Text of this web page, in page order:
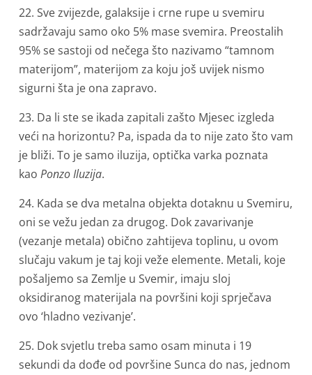
22. Sve zvijezde, galaksije i crne rupe u svemiru
sadržavaju samo oko 5% mase svemira. Preostalih
95% se sastoji od nečega što nazivamo “tamnom
materijom”, materijom za koju još uvijek nismo
sigurni šta je ona zapravo.
23. Da li ste se ikada zapitali zašto Mjesec izgleda
veći na horizontu? Pa, ispada da to nije zato što vam
je bliži. To je samo iluzija, optička varka poznata
kao PonzoIluzija.
24. Kada se dva metalna objekta dotaknu u Svemiru,
oni se vežu jedan za drugog. Dok zavarivanje
(vezanje metala) obično zahtijeva toplinu, u ovom
slučaju vakum je taj koji veže elemente. Metali, koje
pošaljemo sa Zemlje u Svemir, imaju sloj
oksidiranog materijala na površini koji sprječava
ovo ‘hladno vezivanje’.
25. Dok svjetlu treba samo osam minuta i 19
sekundi da dođe od površine Sunca do nas, jednom